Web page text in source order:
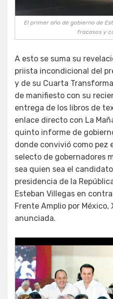
El primer año de gobierno de
fracasos y
A esto se suma su
priista incondicional del
y de su Cuarta
de manifiesto con su
entrega de los libros de
enlace directo con La
quinto informe de
donde convivió como pez
selecto de gobernadores
sea quien sea el
presidencia de la
Esteban Villegas en
Frente Amplio por
anunciada.